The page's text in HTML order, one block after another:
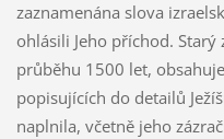
zaznamenána slova
ohlásili Jeho příchod.
průběhu 1500 let,
popisujících do detailů
naplnila, včetně jeho